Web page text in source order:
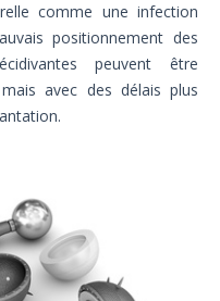
comme une infection
positionnement des
peuvent être
avec des délais plus